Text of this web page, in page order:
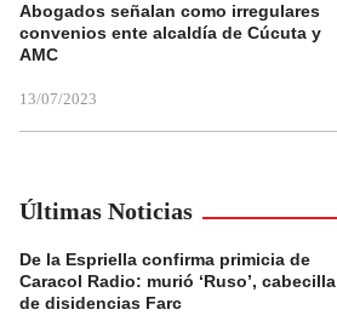
Abogados señalan como irregulares
convenios ente alcaldía de Cúcuta y
AMC
13/07/2023
Últimas Noticias
De la Espriella confirma primicia de
Caracol Radio: murió ‘Ruso’, cabecilla
de disidencias Farc